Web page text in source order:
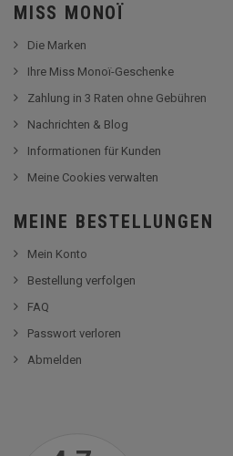
MISS MONOÏ
Die Marken
Ihre Miss Monoï-Geschenke
Zahlung in 3 Raten ohne Gebühren
Nachrichten & Blog
Informationen für Kunden
Meine Cookies verwalten
MEINE BESTELLUNGEN
Mein Konto
Bestellung verfolgen
FAQ
Passwort verloren
Abmelden